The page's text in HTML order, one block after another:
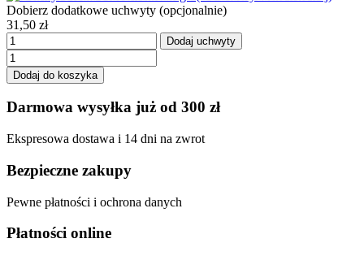
Dobierz dodatkowe uchwyty (opcjonalnie)
31,50 zł
Dodaj uchwyty
ilość
Płotek
śniegowy
RURKOWY
(Blachodachówka)
mb
Dodaj do koszyka
Darmowa wysyłka już od 300 zł
Ekspresowa dostawa i 14 dni na zwrot
Bezpieczne zakupy
Pewne płatności i ochrona danych
Płatności online